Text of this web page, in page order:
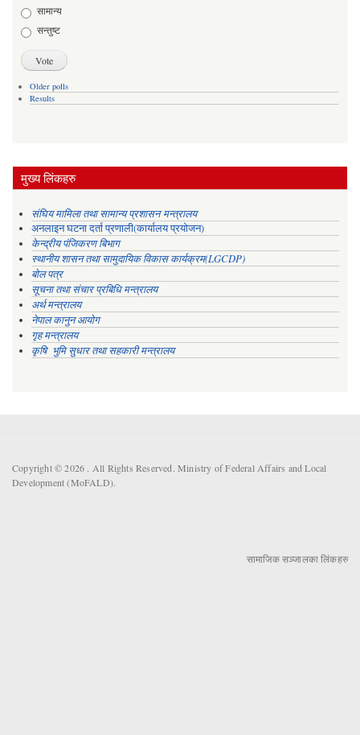
सामान्य
सन्तुष्ट
Older polls
Results
मुख्य लिंकहरु
संघिय मामिला तथा सामान्य प्रशासन मन्त्रालय
अनलाइन घटना दर्ता प्रणाली(कार्यालय प्रयोजन)
केन्द्रीय पंजिकरण बिभाग
स्थानीय शासन तथा सामुदायिक विकास कार्यक्रम(LGCDP)
बोल पत्र
सूचना तथा संचार प्रबिधि मन्त्रालय
अर्थ मन्त्रालय
नेपाल कानुन आयोग
गृह मन्त्रालय
कृषि भुमि सुधार तथा सहकारी मन्त्रालय
Copyright © 2026 . All Rights Reserved. Ministry of Federal Affairs and Local
Development (MoFALD).
सामाजिक सञ्जालका लिंकहरु